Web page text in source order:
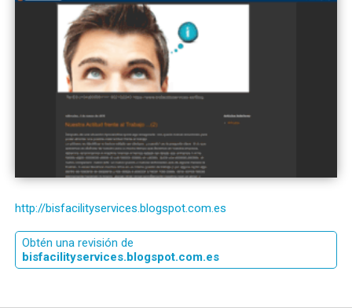
http://bisfacilityservices.blogspot.com.es
Obtén una revisión de
bisfacilityservices.blogspot.com.es